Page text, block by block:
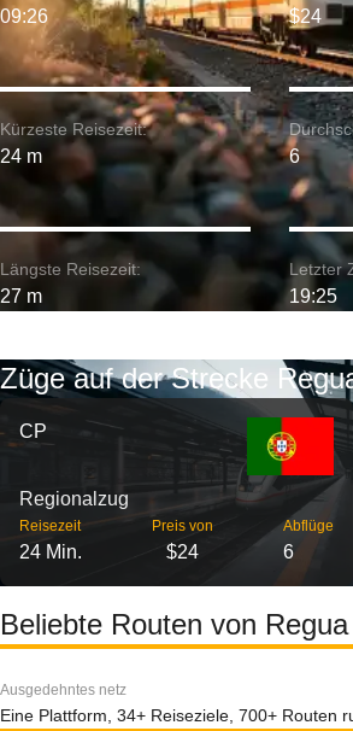
Kürzeste Reisezeit:
24 m
09:26
Längste Reisezeit:
27 m
$24
6
Letzter
19:25
Züge auf der Strecke
CP
Regionalzug
Reisezeit
24 Min.
Preis von
$24
Abflüge
6
Beliebte Routen von
Ausgedehntes netz
Eine Plattform, 34+ Reiseziele, 700+ Routen